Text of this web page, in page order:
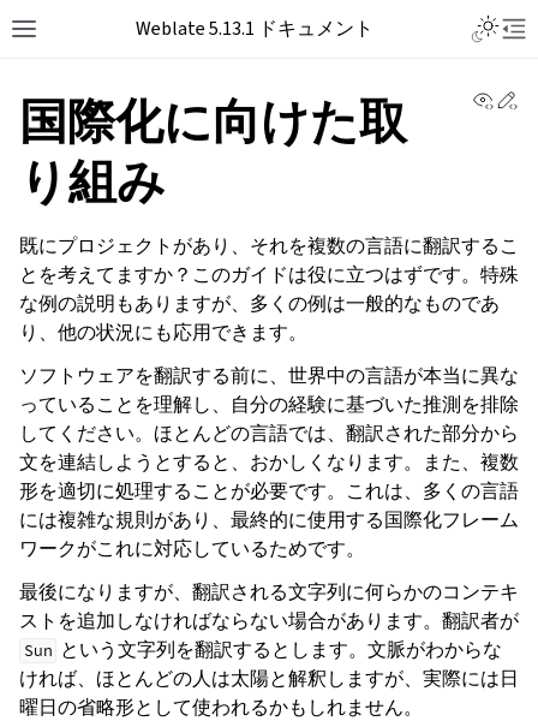
Toggle site navigation sidebar
Weblate 5.13.1 ドキュメント
国際化に向けた取
り組み
既にプロジェクトがあり、それを複数の言語に翻訳するこ
とを考えてますか？このガイドは役に立つはずです。特殊
な例の説明もありますが、多くの例は一般的なものであ
り、他の状況にも応用できます。
ソフトウェアを翻訳する前に、世界中の言語が本当に異な
っていることを理解し、自分の経験に基づいた推測を排除
してください。ほとんどの言語では、翻訳された部分から
文を連結しようとすると、おかしくなります。また、複数
形を適切に処理することが必要です。これは、多くの言語
には複雑な規則があり、最終的に使用する国際化フレーム
ワークがこれに対応しているためです。
最後になりますが、翻訳される文字列に何らかのコンテキ
ストを追加しなければならない場合があります。翻訳者が
Sun という文字列を翻訳するとします。文脈がわからな
ければ、ほとんどの人は太陽と解釈しますが、実際には日
曜日の省略形として使われるかもしれません。